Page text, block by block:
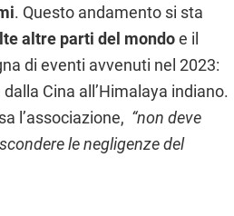
. Questo andamento si sta
altre parti del mondoe il
di eventi avvenuti nel 2023:
Cina all’Himalaya indiano.
l’associazione, “non deve
le negligenze del